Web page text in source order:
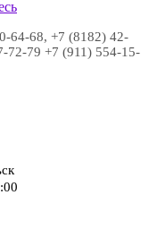
64-68, +7 (8182) 42-
72-79 +7 (911) 554-15-